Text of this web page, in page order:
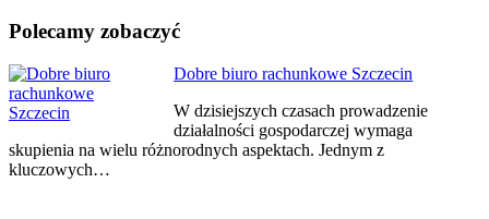
Polecamy zobaczyć
Dobre biuro rachunkowe Szczecin
W dzisiejszych czasach prowadzenie
działalności gospodarczej wymaga
skupienia na wielu różnorodnych aspektach. Jednym z
kluczowych…
Nawigacja
wpisu